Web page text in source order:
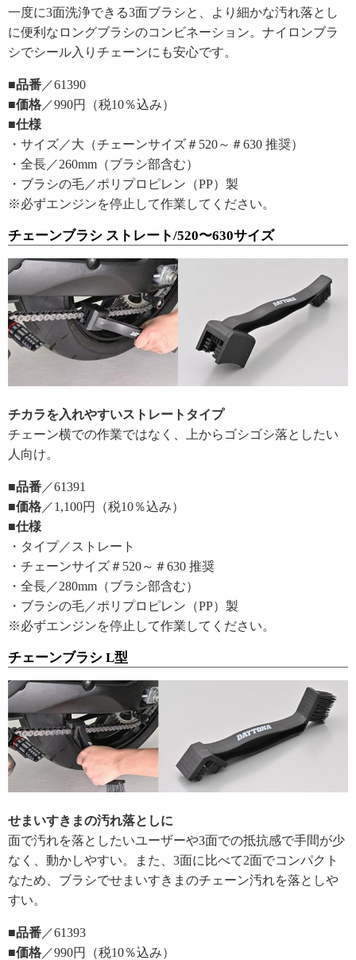
一度に3面洗浄できる3面ブラシと、より細かな汚れ落とし
に便利なロングブラシのコンビネーション。ナイロンブラ
シでシール入りチェーンにも安心です。
■品番 ／61390
■価格 ／990円（税10％込み）
■仕様
・サイズ／大（チェーンサイズ＃520～＃630 推奨）
・全長／260mm（ブラシ部含む）
・ブラシの毛／ポリプロピレン（PP）製
※必ずエンジンを停止して作業してください。
チェーンブラシ ストレート/520〜630サイズ
チカラを入れやすいストレートタイプ
チェーン横での作業ではなく、上からゴシゴシ落としたい
人向け。
■品番 ／61391
■価格 ／1,100円（税10％込み）
■仕様
・タイプ／ストレート
・チェーンサイズ＃520～＃630 推奨
・全長／280mm（ブラシ部含む）
・ブラシの毛／ポリプロピレン（PP）製
※必ずエンジンを停止して作業してください。
チェーンブラシ L型
せまいすきまの汚れ落としに
面で汚れを落としたいユーザーや3面での抵抗感で手間が少
なく、動かしやすい。また、3面に比べて2面でコンパクト
なため、ブラシでせまいすきまのチェーン汚れを落としや
すい。
■品番 ／61393
■価格 ／990円（税10％込み）